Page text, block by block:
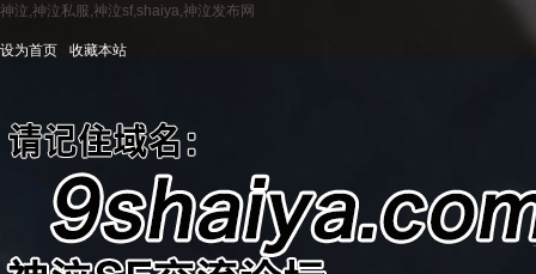
神泣,神泣私服,神泣sf,shaiya,神泣发布网
设为首页 收藏本站